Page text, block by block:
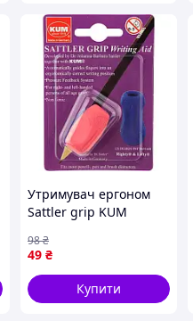
Утримувач ергоном
Sattler grip KUM
49 ₴
98₴
Купити